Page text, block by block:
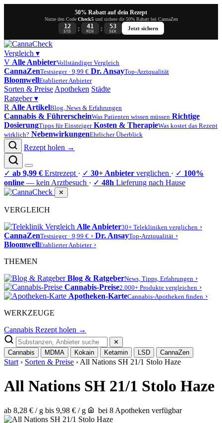
50% Rabatt auf dein Rezept
Nutze den Code Check5und sichere dir 50% Rabatt bei CannaZen
12
STD : 41
MIN : 53
SEK
Jetzt sichern
Vergleich ▾
V Alle AnbieterVollständiger Vergleich
CannaZenTestsieger · 9,99 € Dr. AnsayTop-Arztqualität
BloomwellEtablierter Anbieter
Sorten & Preise Apotheken Städte
Ratgeber▾
R Alle ArtikelBlog, News & Erfahrungen
Cannabis & FührerscheinWas Patienten wissen müssen Richtige
DosierungTipps für Einsteiger Kosten & TherapieWas kostet das Rezept
wirklich? NebenwirkungenEhrlicher Überblick
Rezept holen →
✓ ab 9,99 € Erstrezept · ✓ 30+ Anbieter verglichen · ✓ 100%
online — kein Arztbesuch · ✓ 48h Lieferung nach Hause
✕
VERGLEICH
Alle Anbieter30+ Telekliniken verglichen ›
CannaZenTestsieger · 9,99 € › Dr. AnsayTop-Arztqualität ›
BloomwellEtablierter Anbieter ›
THEMEN
Blog & RatgeberNews, Tipps, Erfahrungen ›
Cannabis-Preise2.000+ Produkte vergleichen ›
Apotheken-KarteCannabis-Apotheken finden ›
WERKZEUGE
Cannabis Rezept holen →
✕
Cannabis
MDMA Kokain Ketamin LSD CannaZen
Start › Sorten & Preise › All Nations SH 21/1 Stolo Haze
All Nations SH 21/1 Stolo Haze
ab 8,28 € / g bis 9,98 € / g bei 8 Apotheken verfügbar